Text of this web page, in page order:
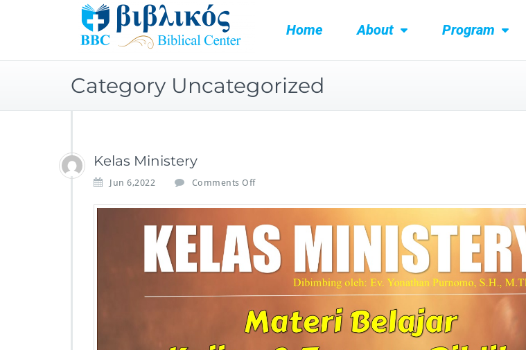
Home About Program
Category Uncategorized
Kelas Ministery
Jun 6,2022 Comments Off